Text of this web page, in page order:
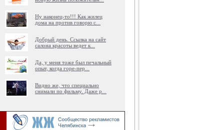
Ну наконец-то!!! Как жилец
дома на против говорю с
Добрый день. Ссылка на сайт
салона красоты ведет к
Да, у меня тоже был печальный
опыт, когда горе-пер
Видно же, что специально
снимали по фильму. Даже р